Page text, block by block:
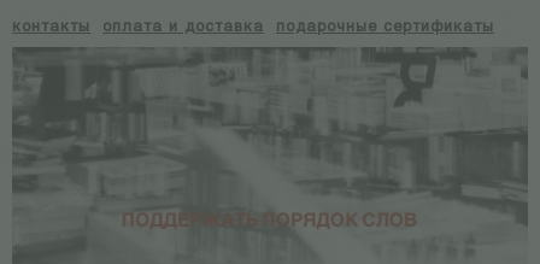
контакты оплата и доставка подарочные сертификаты